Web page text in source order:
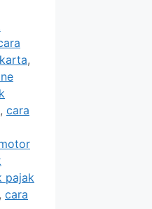
,
, cara
pajak
, cara